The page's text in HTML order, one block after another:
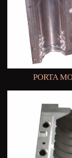
PORTA